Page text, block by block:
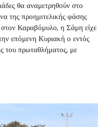
θα αναμετρηθούν στο
της προημιτελικής φάσης
Καραβόμυλο, η Σάμη είχε
επόμενη Κυριακή ο εντός
του πρωταθλήματος, με